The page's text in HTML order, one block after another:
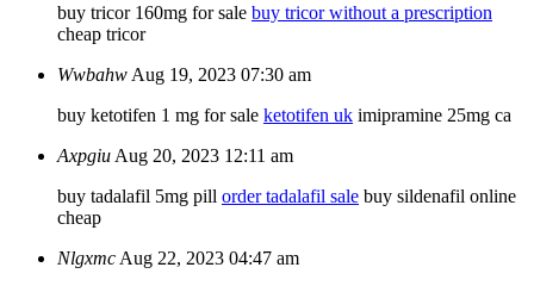
buy tricor 160mg for sale buy tricor without a prescription
cheap tricor
Wwbahw Aug 19, 2023 07:30 am
buy ketotifen 1 mg for sale ketotifen uk imipramine 25mg ca
Axpgiu Aug 20, 2023 12:11 am
buy tadalafil 5mg pill order tadalafil sale buy sildenafil online
cheap
Nlgxmc Aug 22, 2023 04:47 am